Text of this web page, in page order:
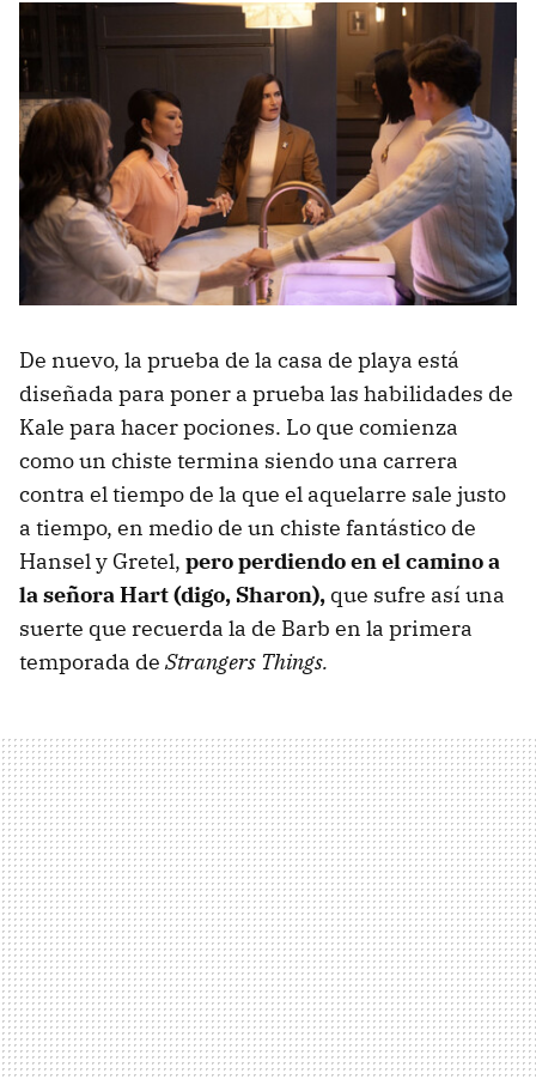
De nuevo, la prueba de la casa de playa está
diseñada para poner a prueba las habilidades de
Kale para hacer pociones. Lo que comienza
como un chiste termina siendo una carrera
contra el tiempo de la que el aquelarre sale justo
a tiempo, en medio de un chiste fantástico de
Hansel y Gretel, pero perdiendo en el camino a
la señora Hart (digo, Sharon), que sufre así una
suerte que recuerda la de Barb en la primera
temporada de Strangers Things.